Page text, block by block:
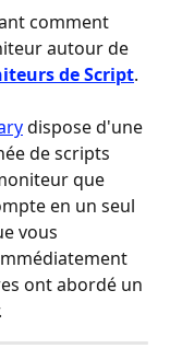
comment
autour de
de Script.
dispose d'une
de scripts
que
en un seul
vous
ont abordé un